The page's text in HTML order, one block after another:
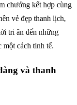
chướng kết hợp cùng
vẻ đẹp thanh lịch,
tri ân đến những
một cách tinh tế.
và thanh